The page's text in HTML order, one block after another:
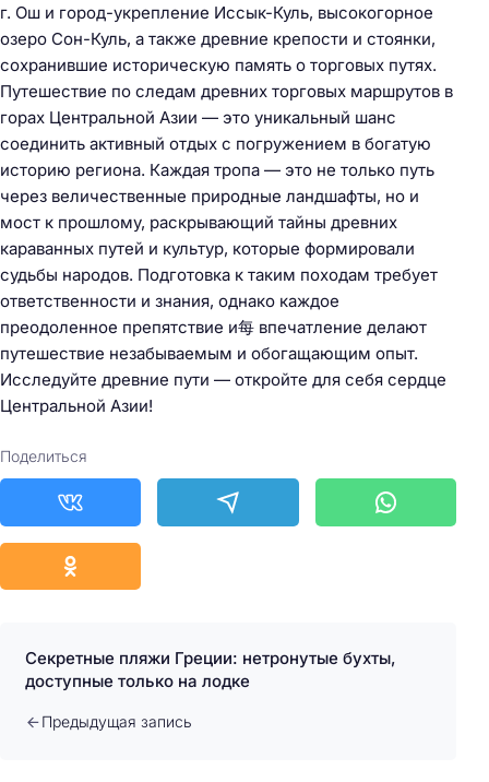
г. Ош и город-укрепление Иссык-Куль, высокогорное
озеро Сон-Куль, а также древние крепости и стоянки,
сохранившие историческую память о торговых путях.
Путешествие по следам древних торговых маршрутов в
горах Центральной Азии — это уникальный шанс
соединить активный отдых с погружением в богатую
историю региона. Каждая тропа — это не только путь
через величественные природные ландшафты, но и
мост к прошлому, раскрывающий тайны древних
караванных путей и культур, которые формировали
судьбы народов. Подготовка к таким походам требует
ответственности и знания, однако каждое
преодоленное препятствие и每 впечатление делают
путешествие незабываемым и обогащающим опыт.
Исследуйте древние пути — откройте для себя сердце
Центральной Азии!
Поделиться
Секретные пляжи Греции: нетронутые бухты,
доступные только на лодке
Предыдущая запись